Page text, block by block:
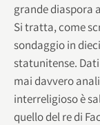
grande diaspora
Si tratta, come
sondaggio in
statunitense.
mai davvero
interreligioso è
quello del re di